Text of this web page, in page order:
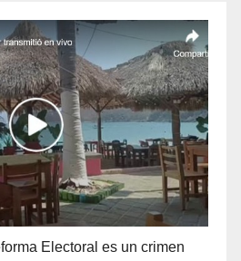
Electoral es un crimen